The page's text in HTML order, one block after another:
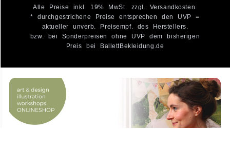
Alle Preise inkl. 19% MwSt. zzgl. Versandkosten.
* durchgestrichene Preise entsprechen den UVP =
aktueller unverb. Preisempf. des Herstellers.
bzw. bei Sonderpreisen ohne UVP dem bisherigen
Preis bei BallettBekleidung.de